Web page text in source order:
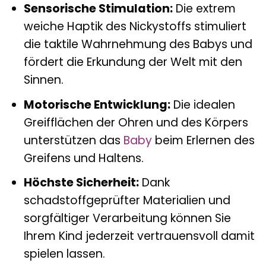
Sensorische Stimulation:Die extrem
weiche Haptik des Nickystoffs stimuliert
die taktile Wahrnehmung des Babys und
fördert die Erkundung der Welt mit den
Sinnen.
Motorische Entwicklung:Die idealen
Greifflächen der Ohren und des Körpers
unterstützen das Babybeim Erlernen des
Greifens und Haltens.
Höchste Sicherheit:Dank
schadstoffgeprüfter Materialien und
sorgfältiger Verarbeitung können Sie
Ihrem Kind jederzeit vertrauensvoll damit
spielen lassen.